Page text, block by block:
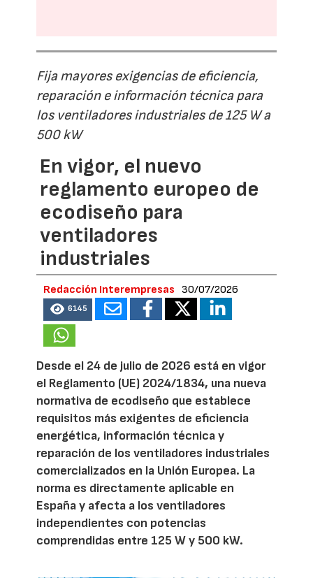
Fija mayores exigencias de eficiencia,
reparación e información técnica para
los ventiladores industriales de 125 W a
500 kW
En vigor, el nuevo
reglamento europeo de
ecodiseño para
ventiladores
industriales
Redacción Interempresas 30/07/2026
6145
Desde el 24 de julio de 2026 está en vigor
el Reglamento (UE) 2024/1834, una nueva
normativa de ecodiseño que establece
requisitos más exigentes de eficiencia
energética, información técnica y
reparación de los ventiladores industriales
comercializados en la Unión Europea. La
norma es directamente aplicable en
España y afecta a los ventiladores
independientes con potencias
comprendidas entre 125 W y 500 kW.